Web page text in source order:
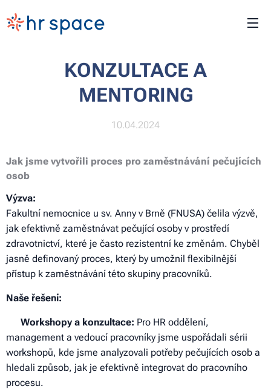
KONZULTACE A
MENTORING
10.04.2024
Jak jsme vytvořili proces pro zaměstnávání pečujících
osob
Výzva:
Fakultní nemocnice u sv. Anny v Brně (FNUSA) čelila výzvě,
jak efektivně zaměstnávat pečující osoby v prostředí
zdravotnictví, které je často rezistentní ke změnám. Chyběl
jasně definovaný proces, který by umožnil flexibilnější
přístup k zaměstnávání této skupiny pracovníků.
Naše řešení:
Workshopy a konzultace: Pro HR oddělení,
management a vedoucí pracovníky jsme uspořádali sérii
workshopů, kde jsme analyzovali potřeby pečujících osob a
hledali způsob, jak je efektivně integrovat do pracovního
procesu.